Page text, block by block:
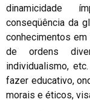
dinamicidade
conseqüência da
conhecimentos
de ordens
individualismo,
fazer educativo,
morais e éticos,